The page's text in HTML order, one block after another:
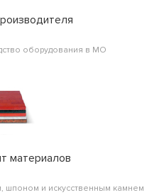
оборудования в МО
материалов
шпоном и искусственным камнем